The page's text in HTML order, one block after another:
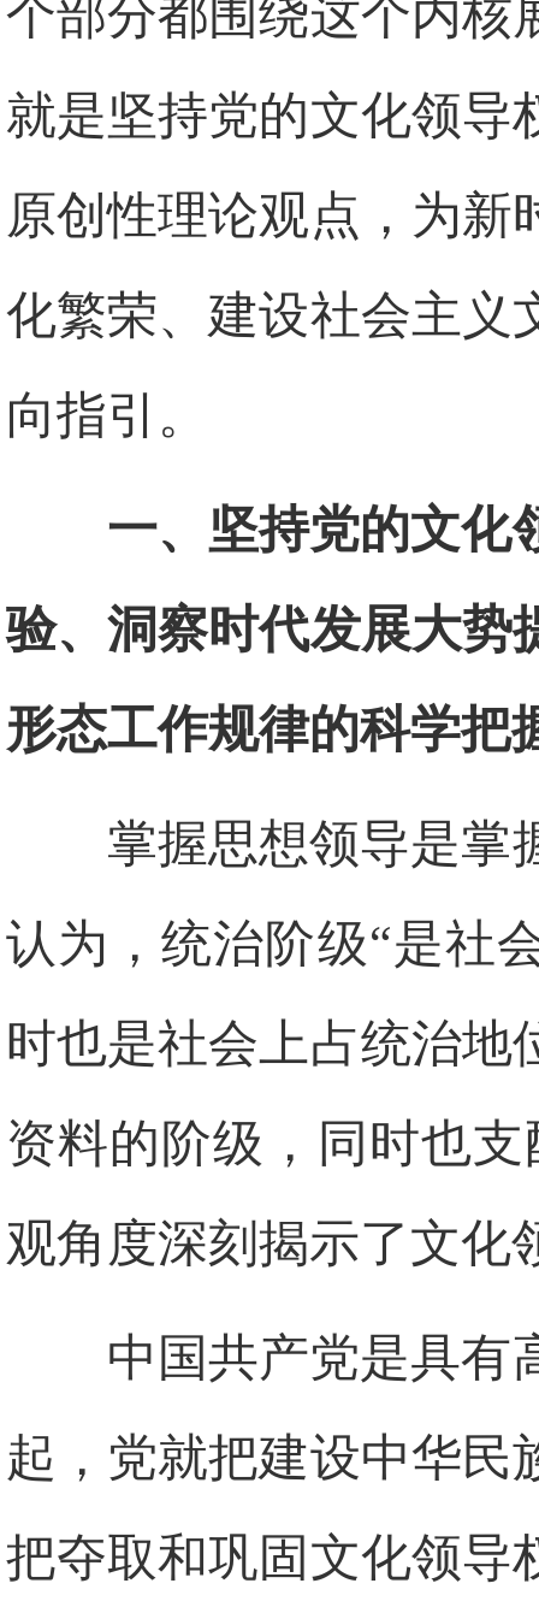
个部分都围绕这个内核
就是坚持党的文化领导
原创性理论观点，为新
化繁荣、建设社会主义
向指引。
一、坚持党的文化
验、洞察时代发展大势
形态工作规律的科学把
掌握思想领导是掌
认为，统治阶级“是社
时也是社会上占统治地
资料的阶级，同时也
观角度深刻揭示了文化
中国共产党是具有
起，党就把建设中华民
把夺取和巩固文化领导